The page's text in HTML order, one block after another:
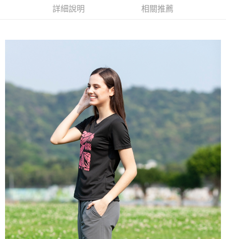
結帳頁面，進行簡訊認證並確認金額後，即可完成結帳。
ATM／網路銀行／等多元方式進行付款，方視為交易完成。
※ 交易是否成功請以「AFTEE先享後付 」之結帳頁面顯示為準，若有關於
是否繳費成功／繳費後需取消欲退款等相關疑問，請聯繫「AFTEE先享後付
客戶支援中心」https://netprotections.freshdesk.com/support/home
【注意事項】
１．透過由恩沛科技股份有限公司提供之「AFTEE先享後付」服務完成之交
易，需依本服務之必要範圍內提供個人資料，並將交易相關給付款項請求債
權轉讓予恩沛科技股份有限公司。
２．關於個人資料處理事宜，請瀏覽以下網址：
https://aftee.tw/terms/#terms3
３．未成年的使用者請事先徵得法定代理人或監護人之同意方可使用
「AFTEE先享後付」，若未經同意申辦者引起之損失，本公司不負相關責
４．使用「AFTEE先享後付」時，將依據個別帳號之用戶狀況，依本公司即
時審查核予不同之上限額度；若仍有額度不足之情形，本公司將視審查結果
請求用戶進行身份認證。
５．嚴禁一人註冊多個帳號或使用他人資訊註冊。若發現惡意使用之情形，
恩沛科技股份有限公司將有權停止該用戶之使用額度並採取法律行動。
每筆NT$60，滿NT$2,000(含以上)免運費
每筆NT$100
每筆NT$100，滿NT$3,000(含以上)免運費
詳細說明 相關推薦